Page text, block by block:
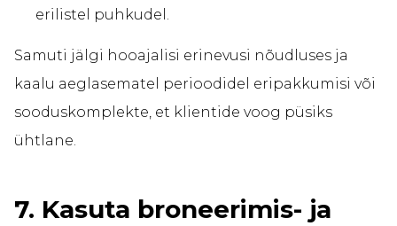
erilistel puhkudel.
Samuti jälgi hooajalisi erinevusi nõudluses ja
kaalu aeglasematel perioodidel eripakkumisi või
sooduskomplekte, et klientide voog püsiks
ühtlane.
7. Kasuta broneerimis- ja